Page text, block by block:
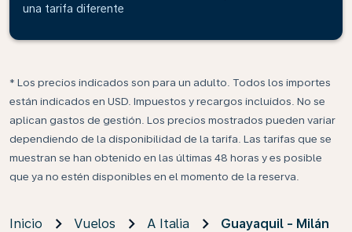
una tarifa diferente
* Los precios indicados son para un adulto. Todos los importes
están indicados en USD. Impuestos y recargos incluidos. No se
aplican gastos de gestión. Los precios mostrados pueden variar
dependiendo de la disponibilidad de la tarifa. Las tarifas que se
muestran se han obtenido en las últimas 48 horas y es posible
que ya no estén disponibles en el momento de la reserva.
Inicio Vuelos A Italia Guayaquil - Milán